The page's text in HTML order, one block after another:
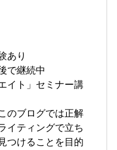
あり
で継続中
イト」セミナー講
のブログでは正解
イティングで立ち
つけることを目的